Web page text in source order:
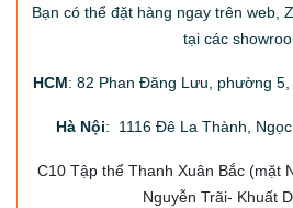
Bạn có thể đặt hàng ngay trên web,
tại các
HCM: 82 Phan Đăng Lưu, phường 5,
Hà Nội: 1116 Đê La Thành,
C10 Tập thể Thanh Xuân Bắc (mặt
Nguyễn Trãi- Khuất